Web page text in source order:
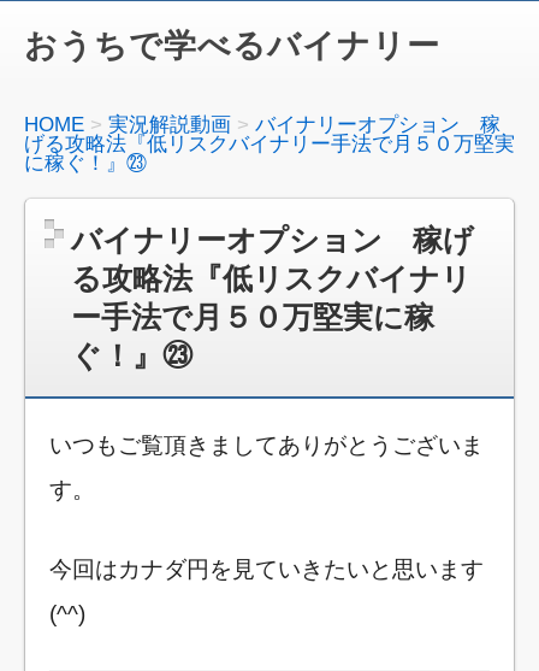
おうちで学べるバイナリー
HOME 実況解説動画
バイナリーオプション 稼
げる攻略法『低リスクバイナリー手法で月５０万堅実
に稼ぐ！』㉓
バイナリーオプション 稼げ
る攻略法『低リスクバイナリ
ー手法で月５０万堅実に稼
ぐ！』㉓
いつもご覧頂きましてありがとうございま
す。
今回はカナダ円を見ていきたいと思います
(^^)